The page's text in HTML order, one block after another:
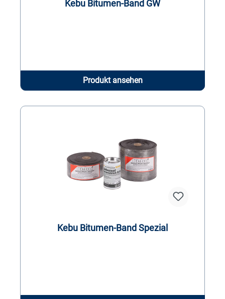
Kebu Bitumen-Band GW
Produkt ansehen
Kebu Bitumen-Band Spezial